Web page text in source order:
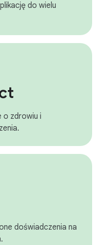
do wielu
o zdrowiu i
doświadczenia na